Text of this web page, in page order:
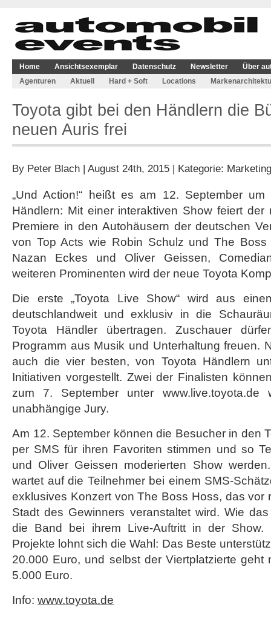
Home Ansichtsexemplar Datenschutz Newsletter
Über
Agenturen
Aktuell Hard + Soft Locations
Toyota gibt bei den Händlern die
neuen Auris frei
By Peter Blach | August 24th, 2015 | Kategorie: Marketing
„Und Action!“ heißt es am 12. September
Händlern: Mit einer interaktiven Show feiert der
Premiere in den Autohäusern der deutschen
von Top Acts wie Robin Schulz und The Boss
Nazan Eckes und Oliver Geissen,
weiteren Prominenten wird der neue Toyota
Die erste „Toyota Live Show“ wird aus
deutschlandweit und exklusiv in die
Toyota Händler übertragen. Zuschauer
Programm aus Musik und Unterhaltung freuen.
auch die vier besten, von Toyota Händlern
Initiativen vorgestellt. Zwei der Finalisten
zum 7. September unter
unabhängige Jury.
Am 12. September können die Besucher in den
per SMS für ihren Favoriten stimmen und so
und Oliver Geissen moderierten Show
wartet auf die Teilnehmer bei einem SMS-
exklusives Konzert von The Boss Hoss, das vor
Stadt des Gewinners veranstaltet wird. Wie
die Band bei ihrem Live-Auftritt in der
Projekte lohnt sich die Wahl: Das Beste
20.000 Euro, und selbst der Viertplatzierte
5.000 Euro.
Info: www.toyota.de